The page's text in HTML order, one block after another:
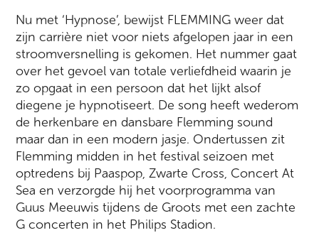
Nu met ‘Hypnose’, bewijst FLEMMING weer dat
zijn carrière niet voor niets afgelopen jaar in een
stroomversnelling is gekomen. Het nummer gaat
over het gevoel van totale verliefdheid waarin je
zo opgaat in een persoon dat het lijkt alsof
diegene je hypnotiseert. De song heeft wederom
de herkenbare en dansbare Flemming sound
maar dan in een modern jasje. Ondertussen zit
Flemming midden in het festival seizoen met
optredens bij Paaspop, Zwarte Cross, Concert At
Sea en verzorgde hij het voorprogramma van
Guus Meeuwis tijdens de Groots met een zachte
G concerten in het Philips Stadion.